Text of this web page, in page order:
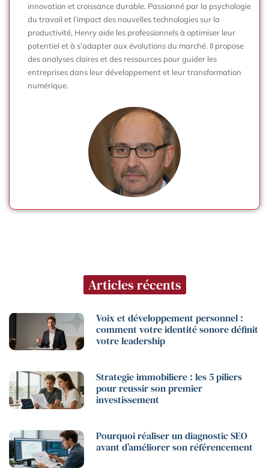
innovation et croissance durable. Passionné par la psychologie
du travail et l’impact des nouvelles technologies sur la
productivité, Henry aide les professionnels à optimiser leur
potentiel et à s’adapter aux évolutions du marché. Il propose
des analyses claires et des ressources pour guider les
entreprises dans leur développement et leur transformation
numérique.
Articles récents
Voix et développement personnel :
comment votre identité sonore définit
votre leadership
Strategie immobiliere : les 5 piliers
pour reussir son premier
investissement
Pourquoi réaliser un diagnostic SEO
avant d’améliorer son référencement